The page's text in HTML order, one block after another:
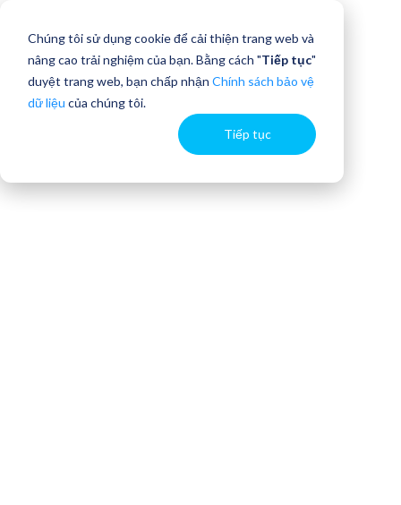
Chúng tôi sử dụng cookie để cải thiện trang web và
nâng cao trải nghiệm của bạn. Bằng cách "Tiếp tục"
duyệt trang web, bạn chấp nhận Chính sách bảo vệ
dữ liệu của chúng tôi.
Tiếp tục